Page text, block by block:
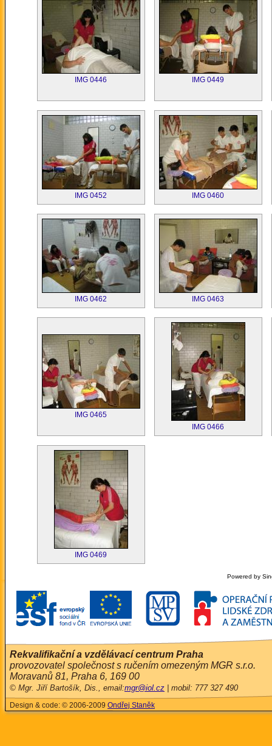
IMG 0446 IMG 0449
IMG 0452 IMG 0460
IMG 0462 IMG 0463
IMG 0465
IMG 0466
IMG 0469
Powered by
Rekvalifikační a vzdělávací centrum Praha
provozovatel společnost s ručením omezeným MGR s.r.o.
Moravanů 81, Praha 6, 169 00
© Mgr. Jiří Bartošík, Dis., email:mgr@iol.cz | mobil: 777 327 490
Design & code: © 2006-2009 Ondřej Staněk